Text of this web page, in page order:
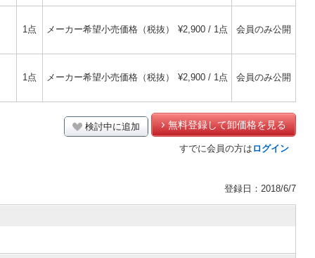
1点 メーカー希望小売価格（税抜） ¥2,900 / 1点 会員のみ公開
1点 メーカー希望小売価格（税抜） ¥2,900 / 1点 会員のみ公開
検討中に追加 無料登録して卸価格を見る
すでに会員の方は ログイン
登録日：2018/6/7